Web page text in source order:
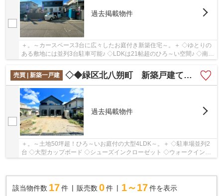
過去掲載物件
＋。～カースペース3台に広々したお庭付き新築住宅～。＋ ◇ゆとりの
ある敷地には並列3台駐車可能♪ ◇LDKは21帖超のひろ～い空間♪ ◇南向
売買 | 新築一戸建
◇◆緑区北八朔町 新築戸建て◆◇
過去掲載物件
＋。～土地50坪超！ひろ～いお庭付の大型4LDK～。＋ ◇駐車場並列2
台 ◇大型カップボード ◇シューズインクローゼット ◇ウォークインク
該当物件数 17件 販売数 0 件 1～17 件を表示